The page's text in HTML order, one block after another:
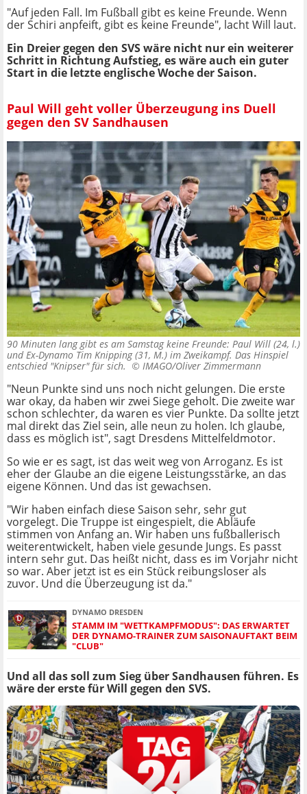
"Auf jeden Fall. Im Fußball gibt es keine Freunde. Wenn
der Schiri anpfeift, gibt es keine Freunde", lacht Will laut.
Ein Dreier gegen den SVS wäre nicht nur ein weiterer
Schritt in Richtung Aufstieg, es wäre auch ein guter
Start in die letzte englische Woche der Saison.
Paul Will geht voller Überzeugung ins Duell
gegen den SV Sandhausen
90 Minuten lang gibt es am Samstag keine Freunde: Paul Will (24, l.)
und Ex-Dynamo Tim Knipping (31, M.) im Zweikampf. Das Hinspiel
entschied "Knipser" für sich. © IMAGO/Oliver Zimmermann
"Neun Punkte sind uns noch nicht gelungen. Die erste
war okay, da haben wir zwei Siege geholt. Die zweite war
schon schlechter, da waren es vier Punkte. Da sollte jetzt
mal direkt das Ziel sein, alle neun zu holen. Ich glaube,
dass es möglich ist", sagt Dresdens Mittelfeldmotor.
So wie er es sagt, ist das weit weg von Arroganz. Es ist
eher der Glaube an die eigene Leistungsstärke, an das
eigene Können. Und das ist gewachsen.
"Wir haben einfach diese Saison sehr, sehr gut
vorgelegt. Die Truppe ist eingespielt, die Abläufe
stimmen von Anfang an. Wir haben uns fußballerisch
weiterentwickelt, haben viele gesunde Jungs. Es passt
intern sehr gut. Das heißt nicht, dass es im Vorjahr nicht
so war. Aber jetzt ist es ein Stück reibungsloser als
zuvor. Und die Überzeugung ist da."
DYNAMO DRESDEN
STAMM IM "WETTKAMPFMODUS": DAS ERWARTET
DER DYNAMO-TRAINER ZUM SAISONAUFTAKT BEIM
"CLUB"
Und all das soll zum Sieg über Sandhausen führen. Es
wäre der erste für Will gegen den SVS.